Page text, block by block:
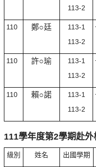
113-2
110 鄭○廷
113-1
113-2
110 許○瑜
113-1
113-2
110 賴○諾
113-1
113-2
111學年度第2學期赴
級別 姓名 出國學期